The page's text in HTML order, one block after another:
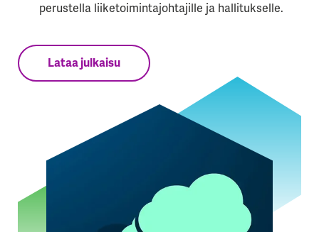
perustella liiketoimintajohtajille ja hallitukselle.
Lataa julkaisu